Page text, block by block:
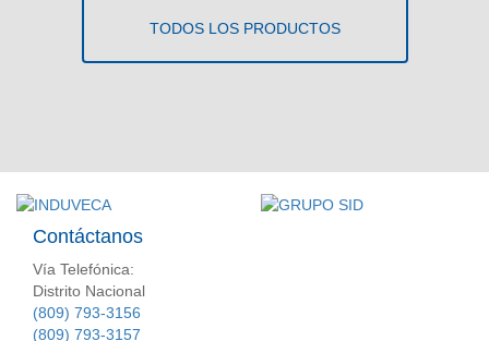
TODOS LOS PRODUCTOS
Contáctanos
Vía Telefónica:
Distrito Nacional
(809) 793-3156
(809) 793-3157